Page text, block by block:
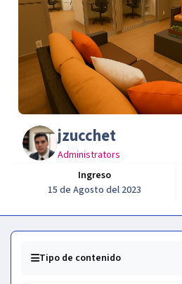
jzucchet
Administrators
Ingreso
15 de Agosto del 2023
Tipo de contenido